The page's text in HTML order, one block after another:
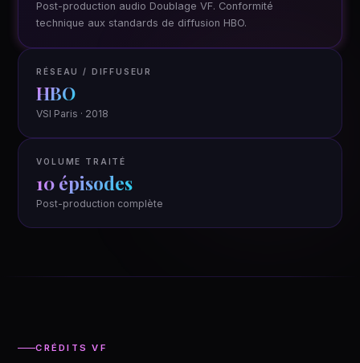
Post-production audio Doublage VF. Conformité
technique aux standards de diffusion HBO.
RÉSEAU / DIFFUSEUR
HBO
VSI Paris · 2018
VOLUME TRAITÉ
10 épisodes
Post-production complète
CRÉDITS VF